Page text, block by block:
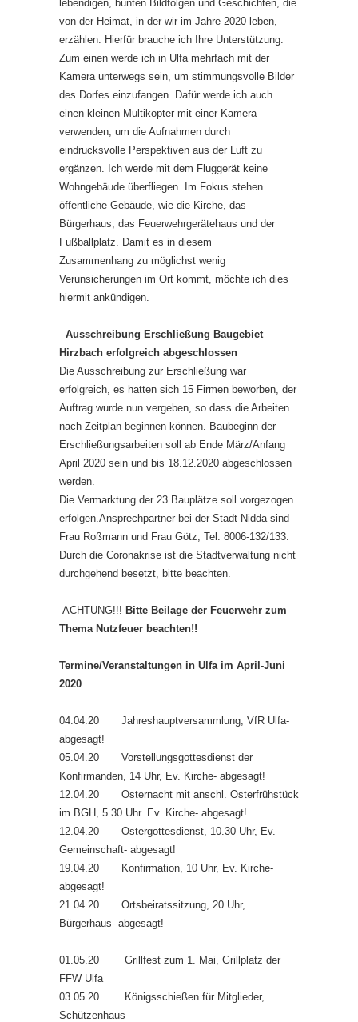
lebendigen, bunten Bildfolgen und Geschichten, die
von der Heimat, in der wir im Jahre 2020 leben,
erzählen. Hierfür brauche ich Ihre Unterstützung.
Zum einen werde ich in Ulfa mehrfach mit der
Kamera unterwegs sein, um stimmungsvolle Bilder
des Dorfes einzufangen. Dafür werde ich auch
einen kleinen Multikopter mit einer Kamera
verwenden, um die Aufnahmen durch
eindrucksvolle Perspektiven aus der Luft zu
ergänzen. Ich werde mit dem Fluggerät keine
Wohngebäude überfliegen. Im Fokus stehen
öffentliche Gebäude, wie die Kirche, das
Bürgerhaus, das Feuerwehrgerätehaus und der
Fußballplatz. Damit es in diesem
Zusammenhang zu möglichst wenig
Verunsicherungen im Ort kommt, möchte ich dies
hiermit ankündigen.
Ausschreibung Erschließung Baugebiet
Hirzbach erfolgreich abgeschlossen
Die Ausschreibung zur Erschließung war
erfolgreich, es hatten sich 15 Firmen beworben, der
Auftrag wurde nun vergeben, so dass die Arbeiten
nach Zeitplan beginnen können. Baubeginn der
Erschließungsarbeiten soll ab Ende März/Anfang
April 2020 sein und bis 18.12.2020 abgeschlossen
werden.
Die Vermarktung der 23 Bauplätze soll vorgezogen
erfolgen.Ansprechpartner bei der Stadt Nidda sind
Frau Roßmann und Frau Götz, Tel. 8006-132/133.
Durch die Coronakrise ist die Stadtverwaltung nicht
durchgehend besetzt, bitte beachten.
ACHTUNG!!! Bitte Beilage der Feuerwehr zum
Thema Nutzfeuer beachten!!
Termine/Veranstaltungen in Ulfa im April-Juni
2020
04.04.20 Jahreshauptversammlung, VfR Ulfa-
abgesagt!
05.04.20 Vorstellungsgottesdienst der
Konfirmanden, 14 Uhr, Ev. Kirche- abgesagt!
12.04.20 Osternacht mit anschl. Osterfrühstück
im BGH, 5.30 Uhr. Ev. Kirche- abgesagt!
12.04.20 Ostergottesdienst, 10.30 Uhr, Ev.
Gemeinschaft- abgesagt!
19.04.20 Konfirmation, 10 Uhr, Ev. Kirche-
abgesagt!
21.04.20 Ortsbeiratssitzung, 20 Uhr,
Bürgerhaus- abgesagt!
01.05.20 Grillfest zum 1. Mai, Grillplatz der
FFW Ulfa
03.05.20 Königsschießen für Mitglieder,
Schützenhaus